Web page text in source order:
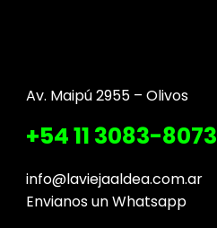
Av. Maipú 2955 – Olivos
+54 11 3083-8073
info@laviejaaldea.com.ar
Envianos un Whatsapp